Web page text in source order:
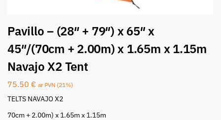
Pavillo – (28″ + 79″) x 65″ x
45″/(70cm + 2.00m) x 1.65m x 1.15m
Navajo X2 Tent
75.50 € ar PVN (21%)
TELTS NAVAJO X2
70cm + 2.00m) x 1.65m x 1.15m